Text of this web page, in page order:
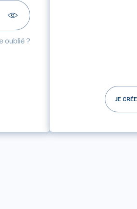
oublié ?
JE